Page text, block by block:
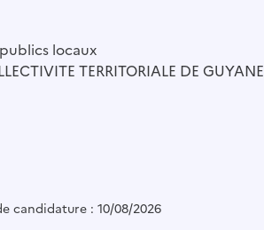
locaux
TERRITORIALE DE GUYANE
candidature : 10/08/2026